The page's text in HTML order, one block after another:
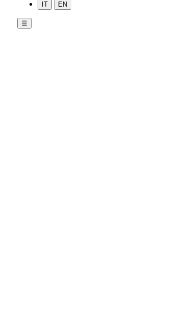
IT EN
☰